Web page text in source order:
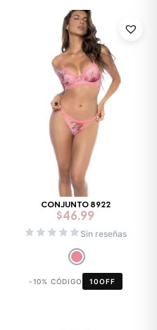
CONJUNTO 8922
$46.99
Sin reseñas
-10% CÓDIGO 10OFF